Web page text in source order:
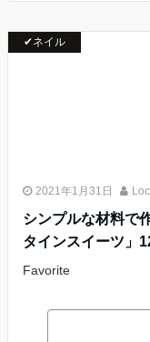
✔ネイル
2021年1月31日
シンプルな材料で
タインスイーツ」
Favorite